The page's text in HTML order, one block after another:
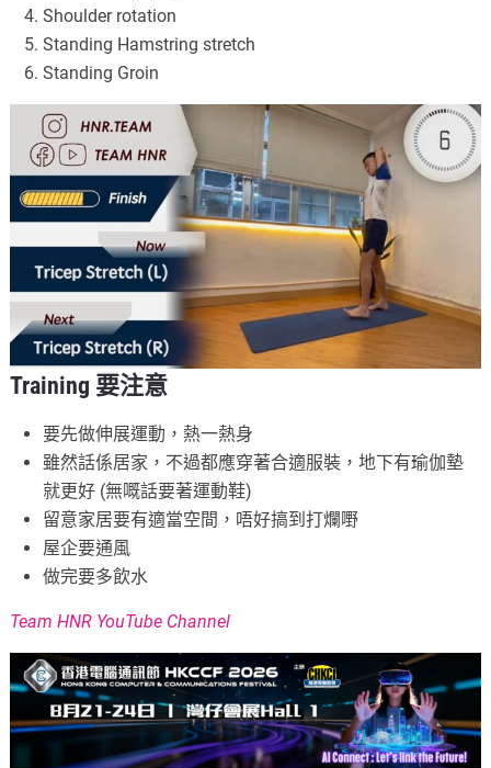
Shoulder rotation
Standing Hamstring stretch
Standing Groin
Training 要注意
要先做伸展運動，熱一熱身
雖然話係居家，不過都應穿著合適服裝，地下有瑜伽墊
就更好 (無嘅話要著運動鞋)
留意家居要有適當空間，唔好搞到打爛嘢
屋企要通風
做完要多飲水
Team HNR YouTube Channel